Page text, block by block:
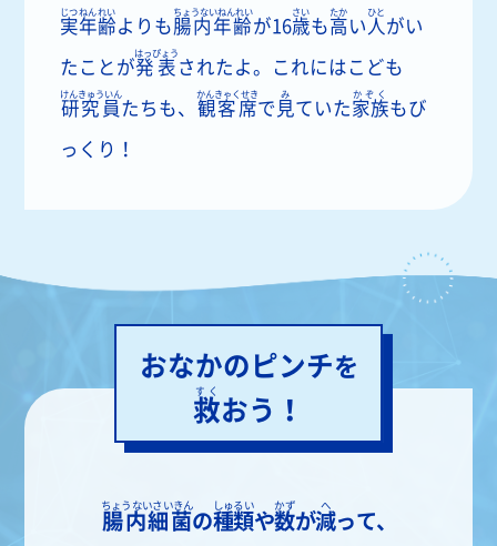
実年齢
じつねんれい
よりも腸内年齢
ちょうないねんれい
が16歳
さい
も高
たか
い 人
ひと
がい
たことが発表
はっぴょう
されたよ。これにはこども
研究員
けんきゅういん
たちも、 観客席
かんきゃくせき
で 見
み
ていた家族
かぞく
もび
っくり！
おなかのピンチを
救
すく
おう！
腸内細菌
ちょうないさいきん
の種類
しゅるい
や数
かず
が減
へ
って、